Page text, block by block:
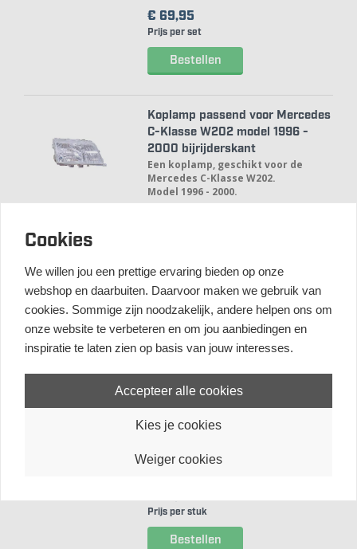
€ 69,95
Prijs per set
Bestellen
Koplamp passend voor Mercedes
C-Klasse W202 model 1996 -
2000 bijrijderskant
Een koplamp, geschikt voor de
Mercedes C-Klasse W202.
Model 1996 - 2000.
Prijs per stuk
Bestellen
Koplamp passend voor Mercedes
C-Klasse W202 model 1996 -
2000 bestuurderskant
Mercedes C-Klasse W202.
Model 1996 - 2000.
Dit betreft de
Prijs per stuk
Bestellen
Cookies
We willen jou een prettige ervaring bieden op onze
webshop en daarbuiten. Daarvoor maken we gebruik van
cookies. Sommige zijn noodzakelijk, andere helpen ons om
onze website te verbeteren en om jou aanbiedingen en
inspiratie te laten zien op basis van jouw interesses.
Accepteer alle cookies
Kies je cookies
Weiger cookies